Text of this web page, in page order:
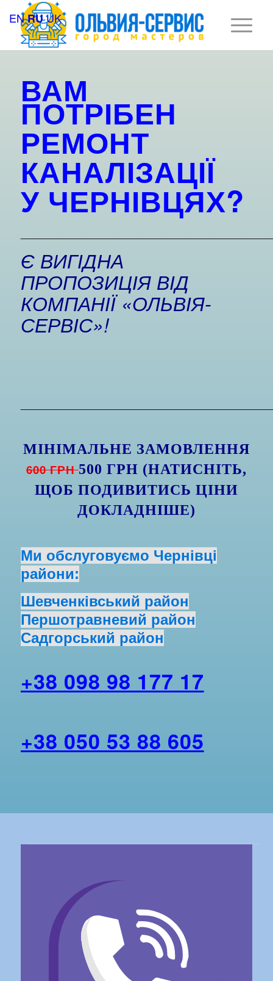
ВАМ
ПОТРІБЕН
РЕМОНТ
КАНАЛІЗАЦІЇ
У ЧЕРНІВЦЯХ?
Є ВИГІДНА
ПРОПОЗИЦІЯ ВІД
КОМПАНІЇ «ОЛЬВІЯ-
СЕРВІС»!
МІНІМАЛЬНЕ ЗАМОВЛЕННЯ
600 ГРН500 ГРН (НАТИСНІТЬ,
ЩОБ ПОДИВИТИСЬ ЦІНИ
ДОКЛАДНІШЕ)
Ми обслуговуємо Чернівці
райони:
Шевченківський район
Першотравневий район
Садгорський район
+38 098 98 177 17
+38 050 53 88 605
ENRUUK